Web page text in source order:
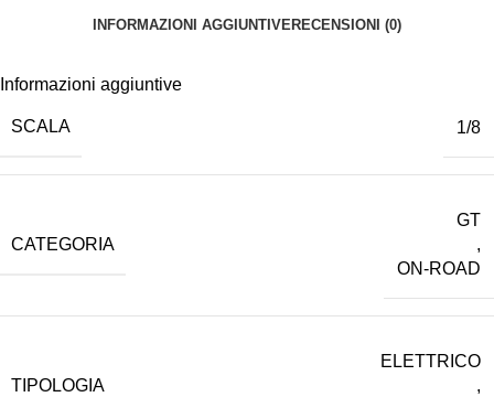
INFORMAZIONI AGGIUNTIVERECENSIONI (0)
Informazioni aggiuntive
SCALA 1/8
CATEGORIA
GT
,
ON-ROAD
TIPOLOGIA
ELETTRICO
,